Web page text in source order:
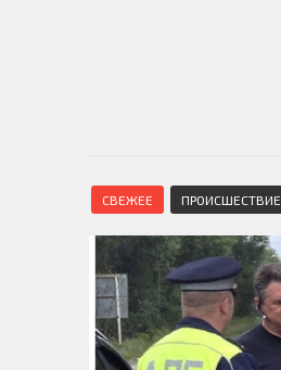
СВЕЖЕЕ ПРОИСШЕСТВИЕ